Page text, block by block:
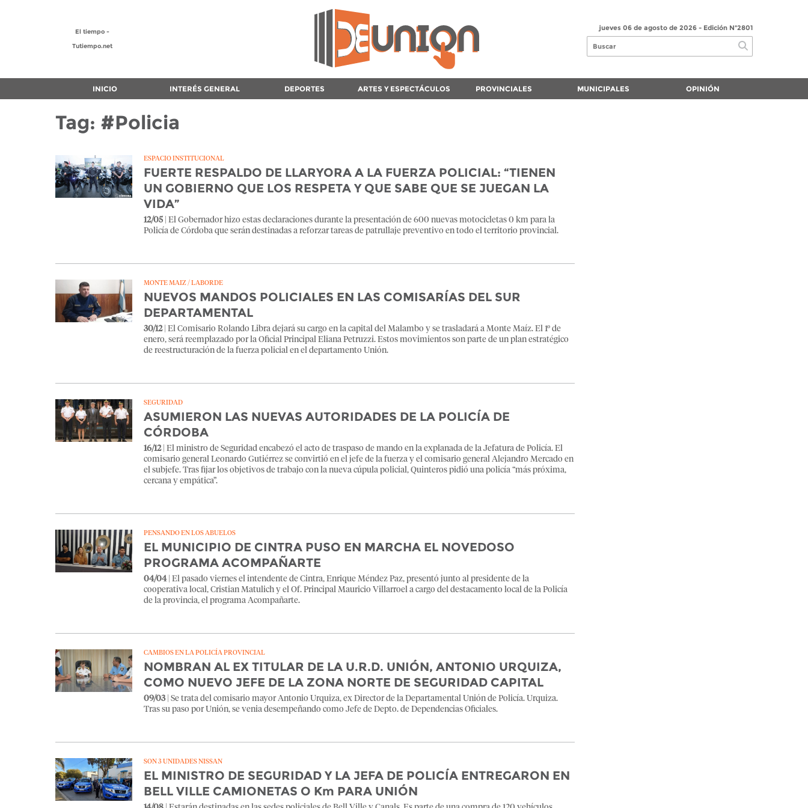
El tiempo -
Tutiempo.net
jueves 06 de agosto de 2026 - Edición Nº2801
INICIO INTERÉS GENERAL DEPORTES ARTES Y ESPECTÁCULOS PROVINCIALES MUNICIPALES OPINIÓN
Tag: #Policia
ESPACIO INSTITUCIONAL
FUERTE RESPALDO DE LLARYORA A LA FUERZA POLICIAL: “TIENEN
UN GOBIERNO QUE LOS RESPETA Y QUE SABE QUE SE JUEGAN LA
VIDA”
12/05 | El Gobernador hizo estas declaraciones durante la presentación de 600 nuevas motocicletas 0 km para la
Policía de Córdoba que serán destinadas a reforzar tareas de patrullaje preventivo en todo el territorio provincial.
MONTE MAIZ / LABORDE
NUEVOS MANDOS POLICIALES EN LAS COMISARÍAS DEL SUR
DEPARTAMENTAL
30/12| El Comisario Rolando Libra dejará su cargo en la capital del Malambo y se trasladará a Monte Maíz. El 1º de
enero, será reemplazado por la Oficial Principal Eliana Petruzzi. Estos movimientos son parte de un plan estratégico
de reestructuración de la fuerza policial en el departamento Unión.
SEGURIDAD
ASUMIERON LAS NUEVAS AUTORIDADES DE LA POLICÍA DE
CÓRDOBA
16/12| El ministro de Seguridad encabezó el acto de traspaso de mando en la explanada de la Jefatura de Policía. El
comisario general Leonardo Gutiérrez se convirtió en el jefe de la fuerza y el comisario general Alejandro Mercado en
el subjefe. Tras fijar los objetivos de trabajo con la nueva cúpula policial, Quinteros pidió una policía “más próxima,
cercana y empática”.
PENSANDO EN LOS ABUELOS
EL MUNICIPIO DE CINTRA PUSO EN MARCHA EL NOVEDOSO
PROGRAMA ACOMPAÑARTE
04/04| El pasado viernes el intendente de Cintra, Enrique Méndez Paz, presentó junto al presidente de la
cooperativa local, Cristian Matulich y el Of. Principal Mauricio Villarroel a cargo del destacamento local de la Policía
de la provincia, el programa Acompañarte.
CAMBIOS EN LA POLICÍA PROVINCIAL
NOMBRAN AL EX TITULAR DE LA U.R.D. UNIÓN, ANTONIO URQUIZA,
COMO NUEVO JEFE DE LA ZONA NORTE DE SEGURIDAD CAPITAL
09/03| Se trata del comisario mayor Antonio Urquiza, ex Director de la Departamental Unión de Policía. Urquiza.
Tras su paso por Unión, se venia desempeñando como Jefe de Depto. de Dependencias Oficiales.
SON 3 UNIDADES NISSAN
EL MINISTRO DE SEGURIDAD Y LA JEFA DE POLICÍA ENTREGARON EN
BELL VILLE CAMIONETAS O Km PARA UNIÓN